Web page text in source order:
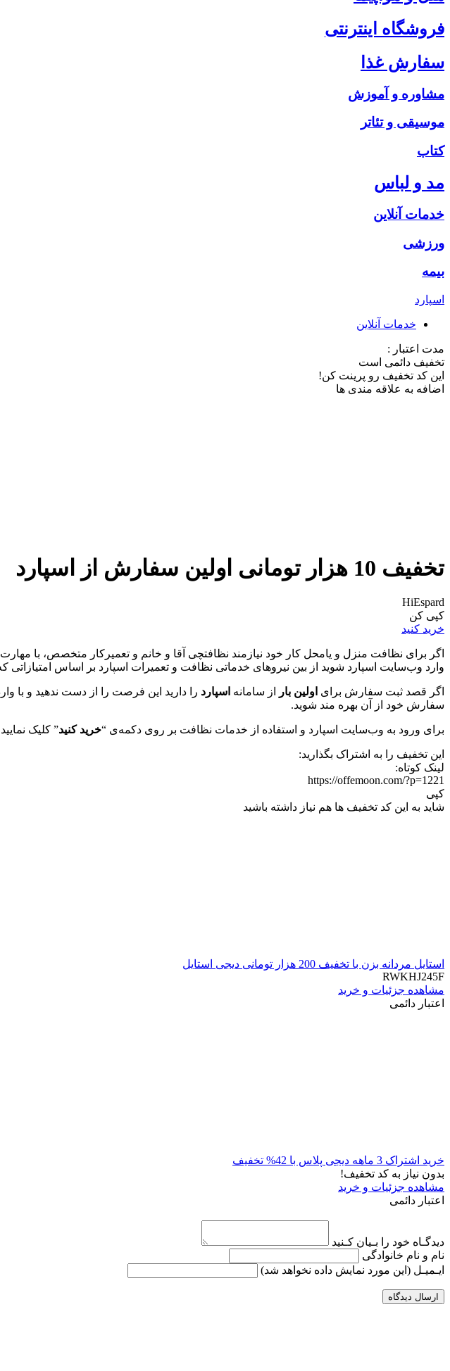
فروشگاه اینترنتی
سفارش غذا
مشاوره و آموزش
موسیقی و تئاتر
کتاب
مد و لباس
خدمات آنلاین
ورزشی
بیمه
اسپارد
خدمات آنلاین
مدت اعتبار :
تخفیف دائمی است
این کد تخفیف رو پرینت کن!
اضافه به علاقه مندی ها
تخفیف 10 هزار تومانی اولین سفارش از اسپارد
HiEspard
کپی کن
خرید کنید
اگر برای نظافت منزل و یامحل کار خود نیازمند نظافتچی آقا و خانم و تعمیرکار متخصص، با
وارد وب‌سایت اسپارد شوید از بین نیروهای خدماتی نظافت و تعمیرات اسپارد بر اساس
اگر قصد ثبت سفارش برای اولین بار از سامانه اسپارد را دارید این فرصت را از دست ندهید و با
سفارش خود از آن بهره مند شوید.
برای ورود به وب‌سایت اسپارد و استفاده از خدمات نظافت بر روی دکمه‌ی “خرید کنید” کلیک
این تخفیف را به اشتراک بگذارید:
لینک کوتاه:
https://offemoon.com/?p=1221
کپی
شاید به این کد تخفیف ها هم نیاز داشته باشید
استایل مردانه بزن با تخفیف 200 هزار تومانی دیجی استایل
RWKHJ245F
مشاهده جزئیات و خرید
اعتبار دائمی
خرید اشتراک 3 ماهه دیجی پلاس با 42% تخفیف
بدون نیاز به کد تخفیف!
مشاهده جزئیات و خرید
اعتبار دائمی
دیدگـاه خود را بـیان کـنید
نام و نام خانوادگی
ایـمیـل (این مورد نمایش داده نخواهد شد)
ارسال دیدگاه